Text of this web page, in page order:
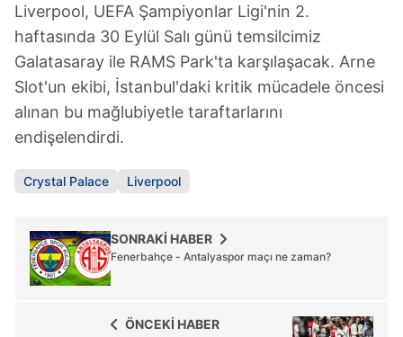
kullanılmaktadır. Bu çerezler vasıtasıyla çeşitli kişisel
verileriniz işlenmekte olup gerekli olan çerezler bilgi
toplumu hizmetlerinin sunulması amacıyla
kullanılmaktadır. Diğer çerezler, sitemizin daha işlevsel
kılınması ve kişiselleştirilmesi ve sizlere yönelik
reklam/pazarlama faaliyetlerinin yapılması, amaçlarıyla
sınırlı olarak açık rızanız dahilinde kullanılacaktır.
Çerezlere ilişkin tercihlerinizi aşağıda yer alan panel
için Ayarlar butonuna tıklayabilir,
Metnimiziziyaret edebilirsiniz.
hazırlanmış Aydınlatma Metnimizi okumak ve sitemizde
Liverpool, UEFA Şampiyonlar Ligi'nin 2.
haftasında 30 Eylül Salı günü temsilcimiz
Galatasaray ile RAMS Park'ta karşılaşacak. Arne
Slot'un ekibi, İstanbul'daki kritik mücadele öncesi
alınan bu mağlubiyetle taraftarlarını
endişelendirdi.
Crystal Palace Liverpool
SONRAKİ HABER
Fenerbahçe - Antalyaspor maçı ne zaman?
ÖNCEKİ HABER